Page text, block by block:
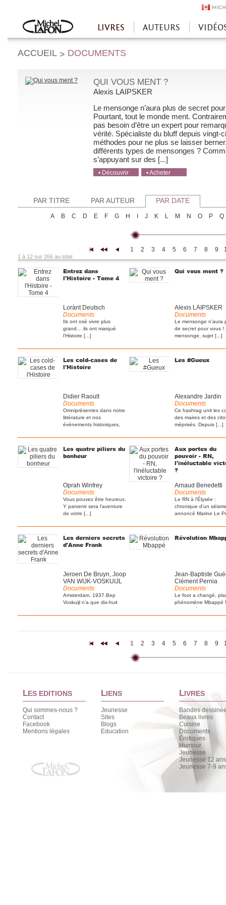
Accueil
LIVRES AUTEURS
ACCUEIL > DOCUMENTS
QUI VOUS MENT ?
Alexis LAIPSKER
Le mensonge n’aura plus de secret
Pourtant, tout le monde ment.
pas besoin d’être un expert pour
vérité. Spécialiste du bluff depuis
méthodes pour ne plus se laisser
différents types de mensonges ?
s’appuyant sur des [...]
• Découvrir
• Acheter
PAR TITRE PAR AUTEUR PAR DATE
A B C D E F G H J K L M N O P Q
1 2 3 4 5 6 7 8 9
1 à 12 sur 266 au total
Entrez dans
l'Histoire - Tome 4
Lorànt Deutsch
Documents
Ils ont osé vivre plus
grand… ils ont marqué
l’Histoire [...]
Qui vous ment ?
Alexis LAIPSKER
Documents
Le mensonge n’aura
de secret pour vous !
mensonge, sujet [...]
Les cold-cases de
l'Histoire
Didier Raoult
Documents
Omniprésentes dans notre
littérature et nos
événements historiques,
Les #Gueux
Alexandre Jardin
Documents
Ce hashtag unit les
des maires et des
méprisés. Depuis [...]
Les quatre piliers du
bonheur
Oprah Winfrey
Documents
Vous pouvez être heureux.
Y parvenir sera l'aventure
de votre [...]
Aux portes du
pouvoir - RN,
l'inéluctable
?
Arnaud Benedetti
Documents
Le RN à l'Élysée :
chronique d'un
annoncé Marine Le
Les derniers secrets
d'Anne Frank
Jeroen De Bruyn, Joop
VAN WIJK-VOSKUIJL
Documents
Amsterdam, 1937.Bep
Voskuijl n’a que dix-huit
engagée [...]
Révolution
Jean-Baptiste
Clément Pernia
Documents
Le foot a changé,
phénomène Mbappé
est un idéal, une [...]
1 2 3 4 5 6 7 8 9
LES EDITIONS
Qui sommes-nous ?
Contact
Facebook
Mentions légales
LIENS
Jeunesse
Sites
Blogs
Education
LIVRES
Bandes
Beaux livres
Cuisine
Documents
Érotiques
Humour
Jeunesse
Jeunesse 12
Jeunesse 7-9